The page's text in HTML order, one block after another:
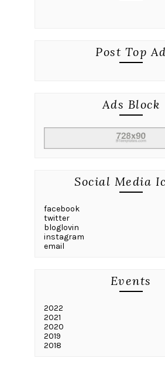
Post Top Ad
Ads Block
Social Media
facebook
twitter
bloglovin
instagram
email
Events
2022
2021
2020
2019
2018